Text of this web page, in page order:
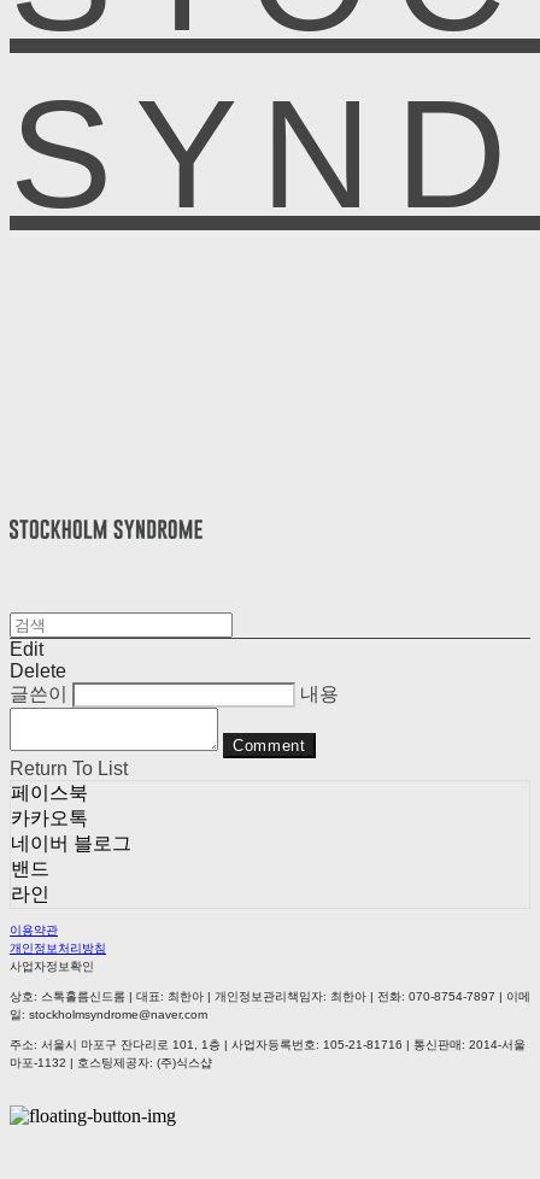
Edit
Delete
글쓴이
내용
Comment
Return To List
페이스북
카카오톡
네이버 블로그
밴드
라인
이용약관
개인정보처리방침
사업자정보확인
상호: 스톡홀름신드롬 | 대표: 최한아 | 개인정보관리책임자: 최한아 | 전화: 070-8754-7897 | 이메
일: stockholmsyndrome@naver.com
주소: 서울시 마포구 잔다리로 101, 1층 | 사업자등록번호: 105-21-81716 | 통신판매: 2014-서울
마포-1132 | 호스팅제공자: (주)식스샵